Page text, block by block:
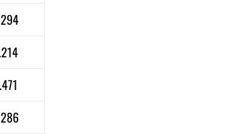
.214
.471